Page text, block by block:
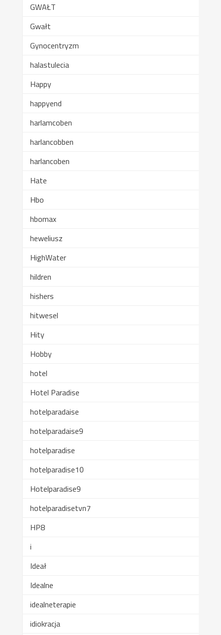
GWAŁT
Gwałt
Gynocentryzm
halastulecia
Happy
happyend
harlamcoben
harlancobben
harlancoben
Hate
Hbo
hbomax
heweliusz
HighWater
hildren
hishers
hitwesel
Hity
Hobby
hotel
Hotel Paradise
hotelparadaise
hotelparadaise9
hotelparadise
hotelparadise10
Hotelparadise9
hotelparadisetvn7
HP8
i
Ideał
Idealne
idealneterapie
idiokracja